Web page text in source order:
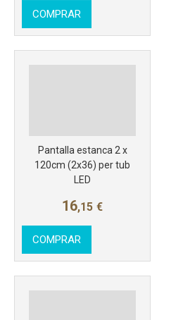
COMPRAR
Pantalla estanca 2 x
120cm (2x36) per tub
LED
16,15 €
COMPRAR